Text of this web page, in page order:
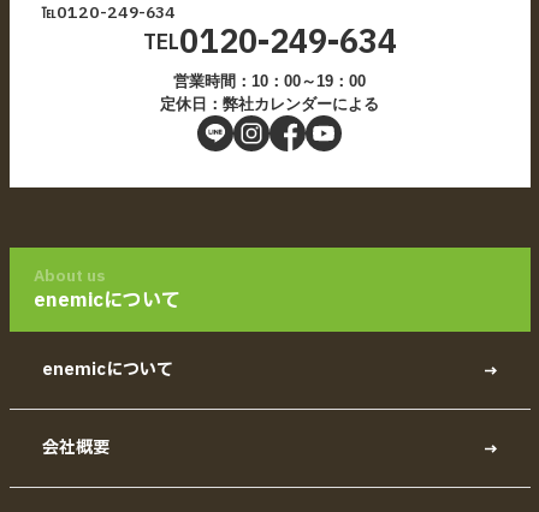
℡0120-249-634
TEL0120-249-634
営業時間：10：00～19：00
定休日：弊社カレンダーによる
About us
enemicについて
enemicについて
会社概要